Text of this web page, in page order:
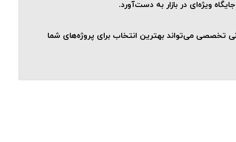
ویژه‌ای در بازار به دست‌آورد.
تخصصی می‌تواند بهترین انتخاب برای پروژه‌های شما